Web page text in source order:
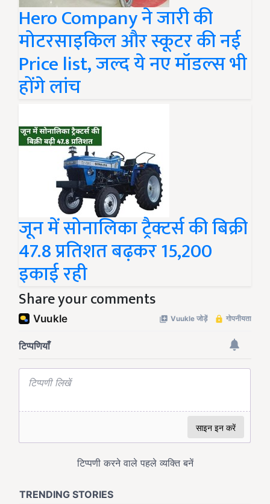
Hero Company ने जारी की
मोटरसाइकिल और स्कूटर की नई
Price list, जल्द ये नए मॉडल्स भी
होंगे लांच
जून में सोनालिका ट्रैक्टर्स की बिक्री
47.8 प्रतिशत बढ़कर 15,200
इकाई रही
Share your comments